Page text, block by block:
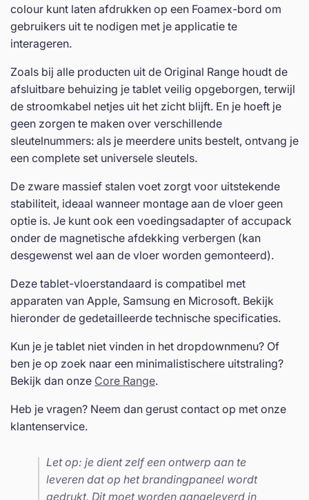
colour kunt laten afdrukken op een Foamex-bord om
gebruikers uit te nodigen met je applicatie te
interageren.
Zoals bij alle producten uit de Original Range houdt de
afsluitbare behuizing je tablet veilig opgeborgen, terwijl
de stroomkabel netjes uit het zicht blijft. En je hoeft je
geen zorgen te maken over verschillende
sleutelnummers: als je meerdere units bestelt, ontvang je
een complete set universele sleutels.
De zware massief stalen voet zorgt voor uitstekende
stabiliteit, ideaal wanneer montage aan de vloer geen
optie is. Je kunt ook een voedingsadapter of accupack
onder de magnetische afdekking verbergen (kan
desgewenst wel aan de vloer worden gemonteerd).
Deze tablet-vloerstandaard is compatibel met
apparaten van Apple, Samsung en Microsoft. Bekijk
hieronder de gedetailleerde technische specificaties.
Kun je je tablet niet vinden in het dropdownmenu? Of
ben je op zoek naar een minimalistischere uitstraling?
Bekijk dan onze Core Range.
Heb je vragen? Neem dan gerust contact op met onze
klantenservice.
Let op: je dient zelf een ontwerp aan te
leveren dat op het brandingpaneel wordt
gedrukt. Dit moet worden aangeleverd in